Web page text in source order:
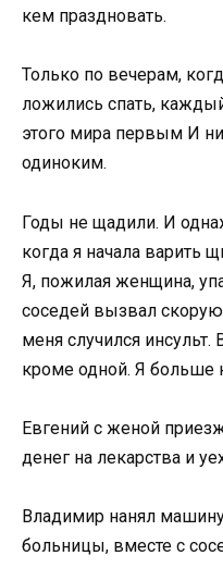
кем праздновать.
Только по вечерам,
ложились спать,
этого мира первым И
одиноким.
Годы не щадили. И
когда я начала варить
Я, пожилая женщина,
соседей вызвал
меня случился
кроме одной. Я больше
Евгений с женой
денег на лекарства и
Владимир нанял
больницы, вместе с